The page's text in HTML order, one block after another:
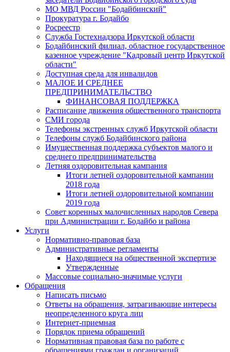
МО МВД России "Бодайбинский"
Прокуратура г. Бодайбо
Росреестр
Служба Гостехнадзора Иркутской области
Бодайбинский филиал, областное государственное
казенное учреждение "Кадровый центр Иркутской
области"
Доступная среда для инвалидов
МАЛОЕ И СРЕДНЕЕ
ПРЕДПРИНИМАТЕЛЬСТВО
ФИНАНСОВАЯ ПОДДЕРЖКА
Расписание движения общественного транспорта
СМИ города
Телефоны экстренных служб Иркутской области
Телефоны служб Бодайбинского района
Имущественная поддержка субъектов малого и
среднего предпринимательства
Летняя оздоровительная кампания
Итоги летней оздоровительной кампании
2018 года
Итоги летней оздоровительной компании
2019 года
Совет коренных малочисленных народов Севера
при Администрации г. Бодайбо и района
Услуги
Нормативно-правовая база
Административные регламенты
Находящиеся на общественной экспертизе
Утвержденные
Массовые социально-значимые услуги
Обращения
Написать письмо
Ответы на обращения, затрагивающие интересы
неопределенного круга лиц
Интернет-приемная
Порядок приема обращений
Нормативная правовая база по работе с
обращениями граждан и организаций